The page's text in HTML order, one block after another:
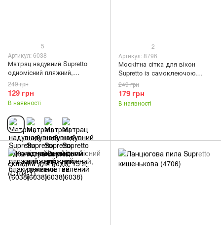
5
Артикул: 6038
Матрац надувний Supretto
одномісний пляжний,
блакитний (6038)
129 грн
249 грн
В наявності
2
Артикул: 8796
Москітна сітка для вікон
Supretto із самоклеючою
стрічкою (8796)
179 грн
249 грн
В наявності